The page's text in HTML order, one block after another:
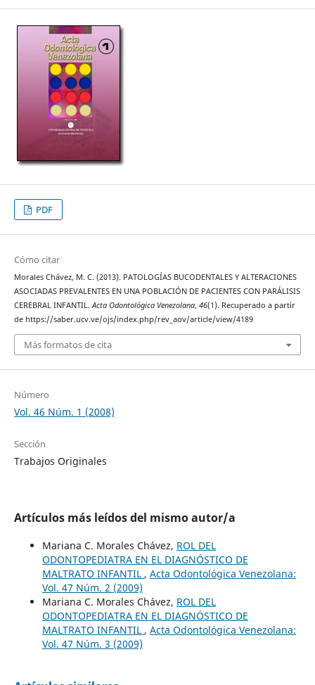
PDF
Cómo citar
Morales Chávez, M. C. (2013). PATOLOGÍAS BUCODENTALES Y ALTERACIONES
ASOCIADAS PREVALENTES EN UNA POBLACIÓN DE PACIENTES CON PARÁLISIS
CEREBRAL INFANTIL.Acta Odontológica Venezolana, 46(1). Recuperado a partir
de https://saber.ucv.ve/ojs/index.php/rev_aov/article/view/4189
Más formatos de cita
Número
Vol. 46 Núm. 1 (2008)
Sección
Trabajos Originales
Artículos más leídos del mismo autor/a
Mariana C. Morales Chávez, ROL DEL
ODONTOPEDIATRA EN EL DIAGNÓSTICO DE
MALTRATO INFANTIL , Acta Odontológica Venezolana:
Vol. 47 Núm. 2 (2009)
Mariana C. Morales Chávez, ROL DEL
ODONTOPEDIATRA EN EL DIAGNÓSTICO DE
MALTRATO INFANTIL , Acta Odontológica Venezolana:
Vol. 47 Núm. 3 (2009)